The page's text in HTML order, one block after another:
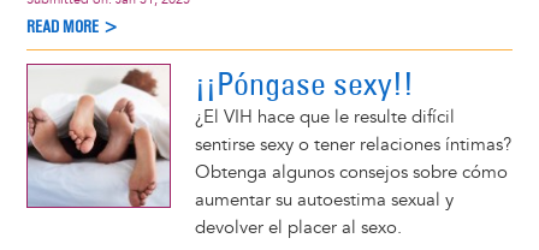
READ MORE >
¡¡Póngase sexy!!
¿El VIH hace que le resulte difícil
sentirse sexy o tener relaciones íntimas?
Obtenga algunos consejos sobre cómo
aumentar su autoestima sexual y
devolver el placer al sexo.